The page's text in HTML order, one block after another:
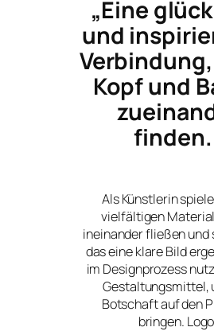
„Eine
und
Kopf und
Als Künstlerin
vielfältigen
ineinander fließen
das eine klare Bild
im Designprozess
Gestaltungsmittel,
Botschaft auf den
bringen.